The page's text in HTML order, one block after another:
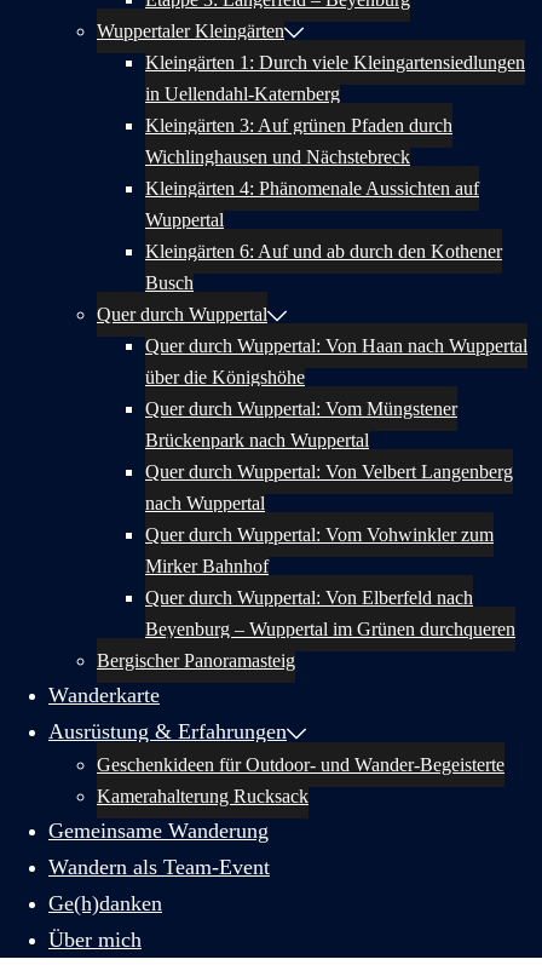
Wuppertaler Kleingärten
Kleingärten 1: Durch viele Kleingartensiedlungen
in Uellendahl-Katernberg
Kleingärten 3: Auf grünen Pfaden durch
Wichlinghausen und Nächstebreck
Kleingärten 4: Phänomenale Aussichten auf
Wuppertal
Kleingärten 6: Auf und ab durch den Kothener
Busch
Quer durch Wuppertal
Quer durch Wuppertal: Von Haan nach Wuppertal
über die Königshöhe
Quer durch Wuppertal: Vom Müngstener
Brückenpark nach Wuppertal
Quer durch Wuppertal: Von Velbert Langenberg
nach Wuppertal
Quer durch Wuppertal: Vom Vohwinkler zum
Mirker Bahnhof
Quer durch Wuppertal: Von Elberfeld nach
Beyenburg – Wuppertal im Grünen durchqueren
Bergischer Panoramasteig
Wanderkarte
Ausrüstung & Erfahrungen
Geschenkideen für Outdoor- und Wander-Begeisterte
Kamerahalterung Rucksack
Gemeinsame Wanderung
Wandern als Team-Event
Ge(h)danken
Über mich